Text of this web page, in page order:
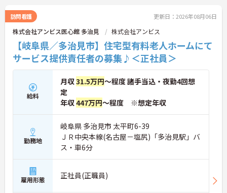
キャリア形成が可能です
訪問看護 更新日：2026年08月06日
株式会社アンビス医心館 多治見 株式会社アンビス
【岐阜県／多治見市】住宅型有料老人ホームにて
サービス提供責任者の募集♪＜正社員＞
給料
月収31.5万円～程度 諸手当込・夜勤4回想
定
年収447万円～程度 ※想定年収
勤務地
岐阜県 多治見市 太平町6-39
ＪＲ中央本線(名古屋－塩尻)「多治見駅」バ
ス・車6分
雇用形態 正社員(正職員)